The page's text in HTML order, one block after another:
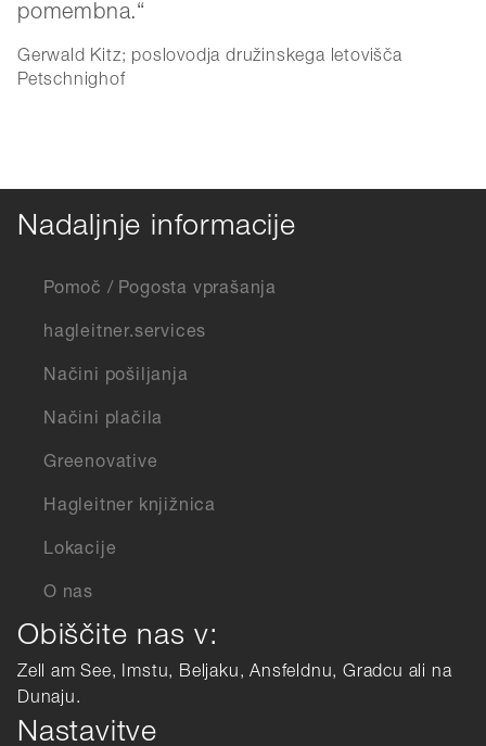
pomembna.
Gerwald Kitz; poslovodja družinskega letovišča
Petschnighof
Nadaljnje informacije
Pomoč / Pogosta vprašanja
hagleitner.services
Načini pošiljanja
Načini plačila
Greenovative
Hagleitner knjižnica
Lokacije
O nas
Obiščite nas v:
Zell am See, Imstu, Beljaku, Ansfeldnu, Gradcu ali na
Dunaju.
Nastavitve